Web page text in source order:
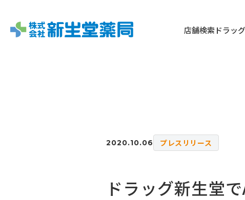
店舗検索 ドラッ
2020.10.06 プレスリリース
ドラッグ新生堂